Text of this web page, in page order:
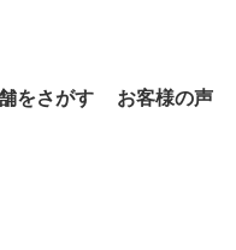
をさがす お客様の声